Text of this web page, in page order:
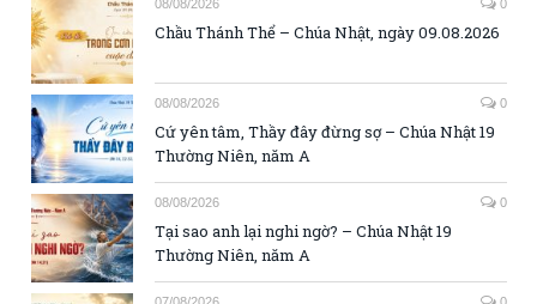
08/08/2026 0
Chầu Thánh Thể – Chúa Nhật, ngày 09.08.2026
08/08/2026 0
Cứ yên tâm, Thầy đây đừng sợ – Chúa Nhật 19
Thường Niên, năm A
08/08/2026 0
Tại sao anh lại nghi ngờ? – Chúa Nhật 19
Thường Niên, năm A